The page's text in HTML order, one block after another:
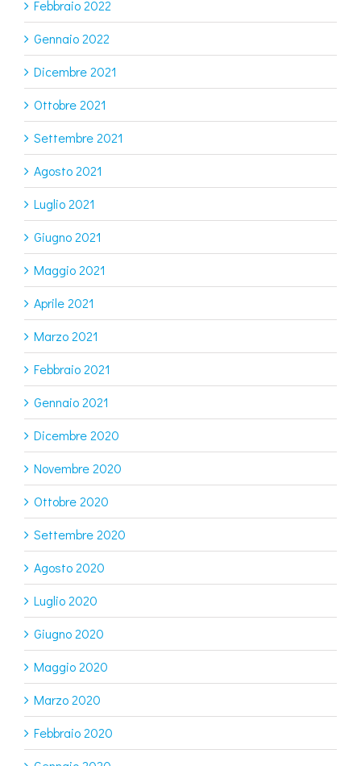
Febbraio 2022
Gennaio 2022
Dicembre 2021
Ottobre 2021
Settembre 2021
Agosto 2021
Luglio 2021
Giugno 2021
Maggio 2021
Aprile 2021
Marzo 2021
Febbraio 2021
Gennaio 2021
Dicembre 2020
Novembre 2020
Ottobre 2020
Settembre 2020
Agosto 2020
Luglio 2020
Giugno 2020
Maggio 2020
Marzo 2020
Febbraio 2020